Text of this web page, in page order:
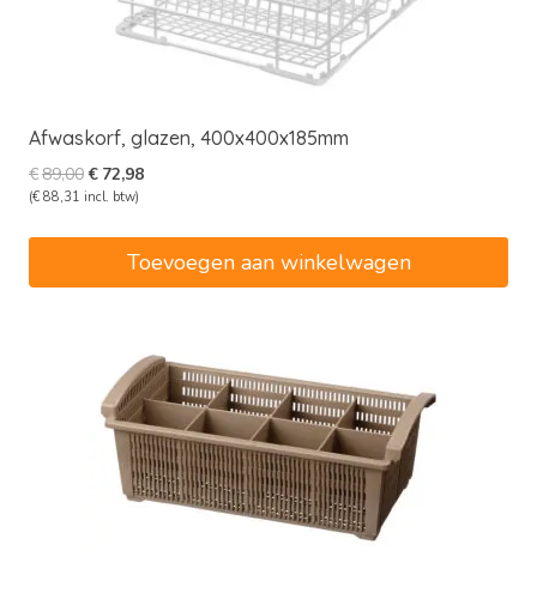
Afwaskorf, glazen, 400x400x185mm
€89,00Oorspronkelijke
prijs
€89,00.
€ 72,98Huidige
(€ 88,31 incl. btw)
Toevoegen aan winkelwagen